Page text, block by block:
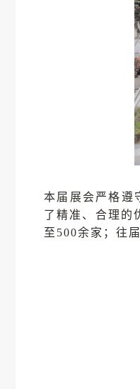
本届展会严格遵
了精准、合理的
至500余家；往